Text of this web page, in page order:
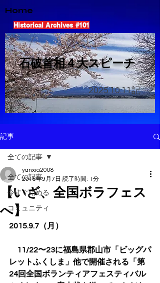
Home
Historical Archives #101
​石破首相４大スピーチ
2025.10.11記
記事
全ての記事
今すぐ始める
コミュニティ
全ての記事
【いざ、全国ボラフェス
へ】
yanxia2008
2015年9月7日 読了時間: 1分
2015.9.7（月）
11/22〜23に福島県郡山市「ビッグパ
レットふくしま」他で開催される「第
24回全国ボランティアフェスティバル